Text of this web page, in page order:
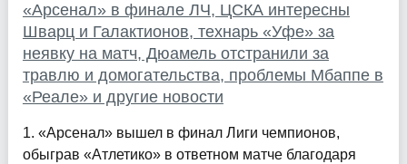
«Арсенал» в финале ЛЧ, ЦСКА интересны
Шварц и Галактионов, технарь «Уфе» за
неявку на матч, Дюамель отстранили за
травлю и домогательства, проблемы Мбаппе в
«Реале» и другие новости
1. «Арсенал» вышел в финал Лиги чемпионов,
обыграв «Атлетико» в ответном матче благодаря